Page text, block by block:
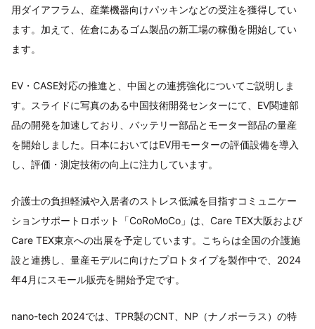
用ダイアフラム、産業機器向けパッキンなどの受注を獲得してい
ます。加えて、佐倉にあるゴム製品の新工場の稼働を開始してい
ます。
EV・CASE対応の推進と、中国との連携強化についてご説明しま
す。スライドに写真のある中国技術開発センターにて、EV関連部
品の開発を加速しており、バッテリー部品とモーター部品の量産
を開始しました。日本においてはEV用モーターの評価設備を導入
し、評価・測定技術の向上に注力しています。
介護士の負担軽減や入居者のストレス低減を目指すコミュニケー
ションサポートロボット「CoRoMoCo」は、Care TEX大阪および
Care TEX東京への出展を予定しています。こちらは全国の介護施
設と連携し、量産モデルに向けたプロトタイプを製作中で、2024
年4月にスモール販売を開始予定です。
nano-tech 2024では、TPR製のCNT、NP（ナノポーラス）の特